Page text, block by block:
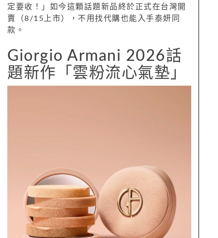
定要收！」如今這顆話題新品終於正式在台灣開
賣（8/15上市），不用找代購也能入手泰妍同
款。
Giorgio Armani 2026話
題新作「雲粉流心氣墊」